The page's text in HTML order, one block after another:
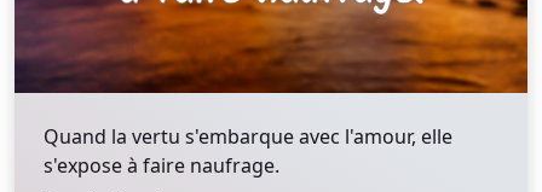
Quand la vertu s'embarque avec l'amour, elle
s'expose à faire naufrage.